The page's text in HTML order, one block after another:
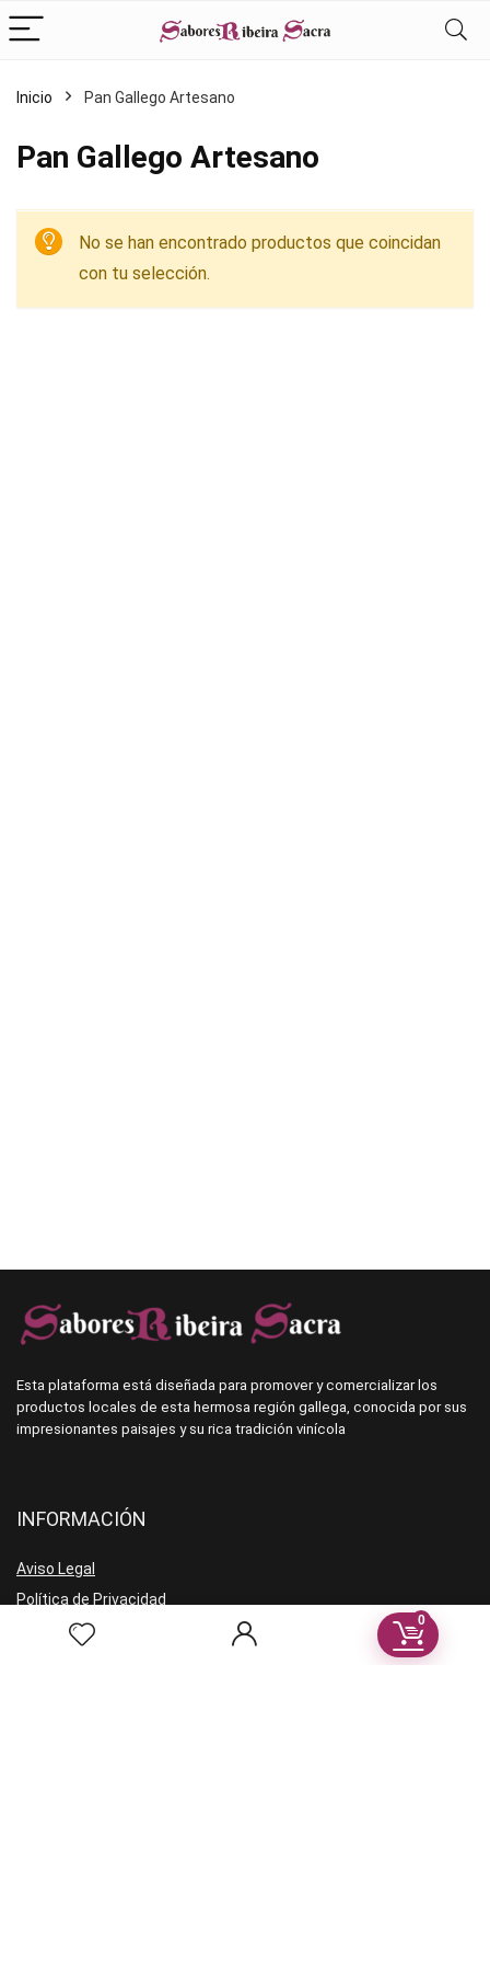
0
Inicio Pan Gallego Artesano
Pan Gallego Artesano
No se han encontrado productos que coincidan
con tu selección.
Esta plataforma está diseñada para promover y comercializar los
productos locales de esta hermosa región gallega, conocida por sus
impresionantes paisajes y su rica tradición vinícola
INFORMACIÓN
Aviso Legal
Política de Privacidad
Términos y condiciones